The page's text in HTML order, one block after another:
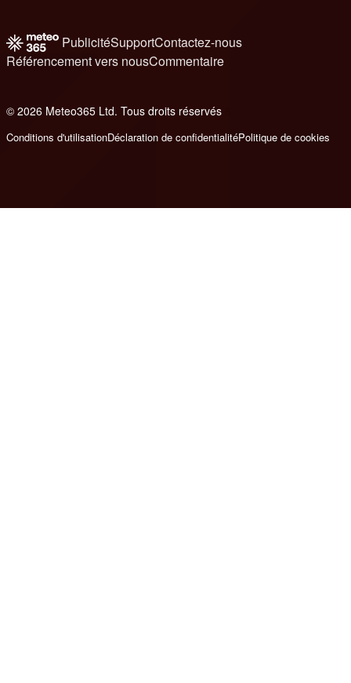
PublicitéSupportContactez-nous
Référencement vers nousCommentaire
© 2026 Meteo365 Ltd. Tous droits réservés
Conditions d'utilisationDéclaration de confidentialitéPolitique de cookies